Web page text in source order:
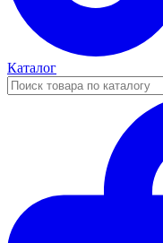
Каталог